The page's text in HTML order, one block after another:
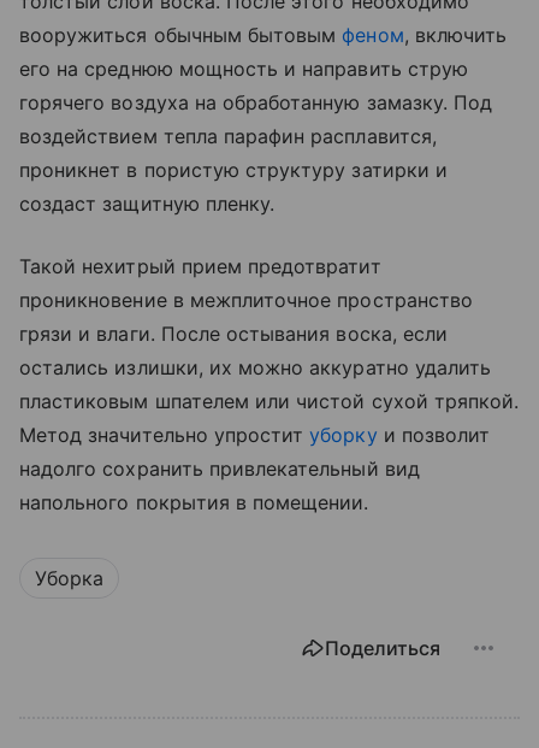
вооружиться обычным бытовым феном, включить
его на среднюю мощность и направить струю
горячего воздуха на обработанную замазку. Под
воздействием тепла парафин расплавится,
проникнет в пористую структуру затирки и
создаст защитную пленку.
Такой нехитрый прием предотвратит
проникновение в межплиточное пространство
грязи и влаги. После остывания воска, если
остались излишки, их можно аккуратно удалить
пластиковым шпателем или чистой сухой тряпкой.
Метод значительно упроституборку и позволит
надолго сохранить привлекательный вид
напольного покрытия в помещении.
Уборка
Поделиться